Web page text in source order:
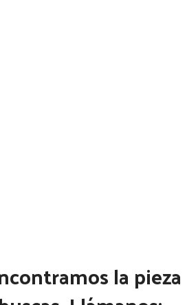
la pieza